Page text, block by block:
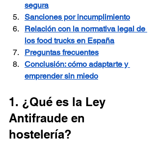
segura
Sanciones por incumplimiento
Relación con la normativa legal de
los food trucks en España
Preguntas frecuentes
Conclusión: cómo adaptarte y
emprender sin miedo
1. ¿Qué es la Ley
Antifraude en
hostelería?